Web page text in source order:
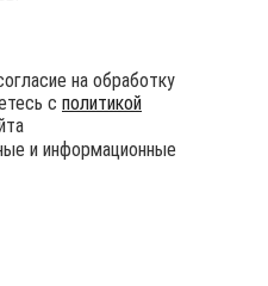
на обработку
с политикой
и информационные